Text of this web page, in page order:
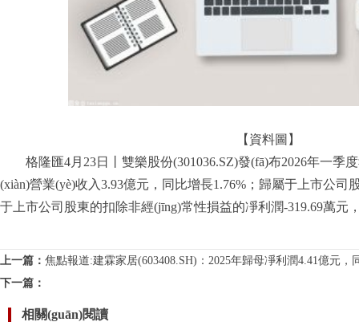
【資料圖】
格隆匯4月23日丨雙樂股份(301036.SZ)發(fā)布2026年一季度
(xiàn)營業(yè)收入3.93億元，同比增長1.76%；歸屬于上市公
于上市公司股東的扣除非經(jīng)常性損益的凈利潤-319.69萬元
上一篇： 焦點報道:建霖家居(603408.SH)：2025年歸母凈利潤4.41億元
下一篇：
相關(guān)閱讀